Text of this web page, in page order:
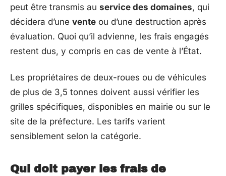
peut être transmis au service des domaines, qui
décidera d’une vente ou d’une destruction après
évaluation. Quoi qu’il advienne, les frais engagés
restent dus, y compris en cas de vente à l’État.
Les propriétaires de deux-roues ou de véhicules
de plus de 3,5 tonnes doivent aussi vérifier les
grilles spécifiques, disponibles en mairie ou sur le
site de la préfecture. Les tarifs varient
sensiblement selon la catégorie.
Qui doit payer les frais de